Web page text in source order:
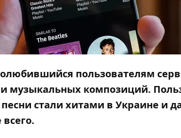
пользователям
музыкальных композиций.
песни стали хитами в Украине и